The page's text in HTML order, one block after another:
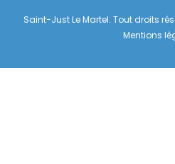
Saint-Just Le Martel. Tout droits
Mentions